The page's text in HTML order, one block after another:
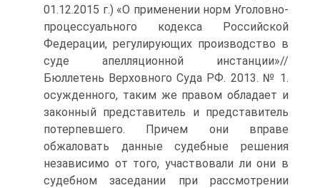
01.12.2015 г.) «О применении норм Уголовно-
процессуального кодекса Российской
Федерации, регулирующих производство в
суде апелляционной инстанции»//
Бюллетень Верховного Суда РФ. 2013. № 1.
осужденного, таким же правом обладает и
законный представитель и представитель
потерпевшего. Причем они вправе
обжаловать данные судебные решения
независимо от того, участвовали ли они в
судебном заседании при рассмотрении